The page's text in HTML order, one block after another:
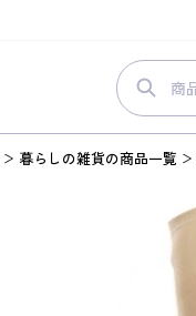
暮らしの雑貨の商品一覧